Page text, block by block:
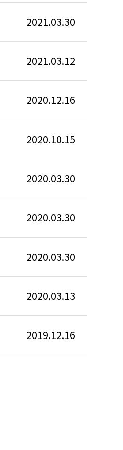
2021.03.30
2021.03.12
2020.12.16
2020.10.15
2020.03.30
2020.03.30
2020.03.30
2020.03.13
2019.12.16